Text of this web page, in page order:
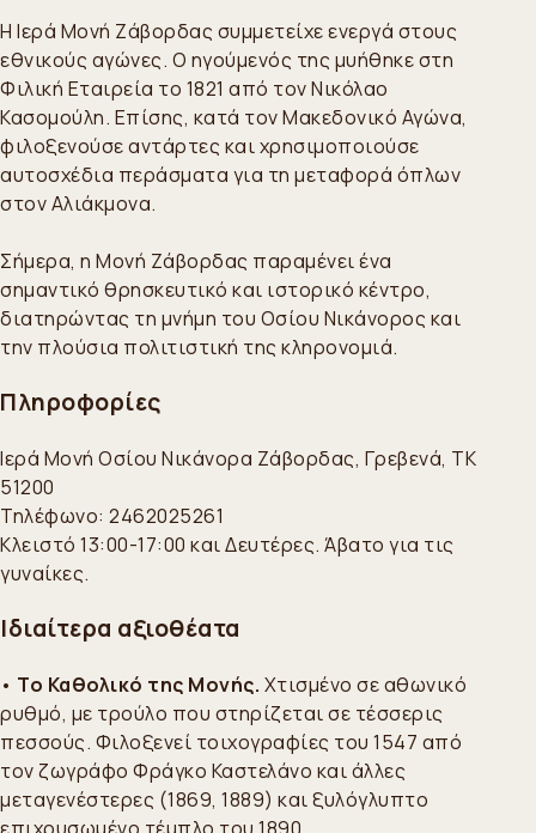
Η Ιερά Μονή Ζάβορδας συμμετείχε ενεργά στους
εθνικούς αγώνες. Ο ηγούμενός της μυήθηκε στη
Φιλική Εταιρεία το 1821 από τον Νικόλαο
Κασομούλη. Επίσης, κατά τον Μακεδονικό Αγώνα,
φιλοξενούσε αντάρτες και χρησιμοποιούσε
αυτοσχέδια περάσματα για τη μεταφορά όπλων
στον Αλιάκμονα.
Σήμερα, η Μονή Ζάβορδας παραμένει ένα
σημαντικό θρησκευτικό και ιστορικό κέντρο,
διατηρώντας τη μνήμη του Οσίου Νικάνορος και
την πλούσια πολιτιστική της κληρονομιά.
Πληροφορίες
Ιερά Μονή Οσίου Νικάνορα Ζάβορδας, Γρεβενά, ΤΚ
51200
Τηλέφωνο: 2462025261
Κλειστό 13:00-17:00 και Δευτέρες. Άβατο για τις
γυναίκες.
Ιδιαίτερα αξιοθέατα
• Το Καθολικό της Μονής. Χτισμένο σε αθωνικό
ρυθμό, με τρούλο που στηρίζεται σε τέσσερις
πεσσούς. Φιλοξενεί τοιχογραφίες του 1547 από
τον ζωγράφο Φράγκο Καστελάνο και άλλες
μεταγενέστερες (1869, 1889) και ξυλόγλυπτο